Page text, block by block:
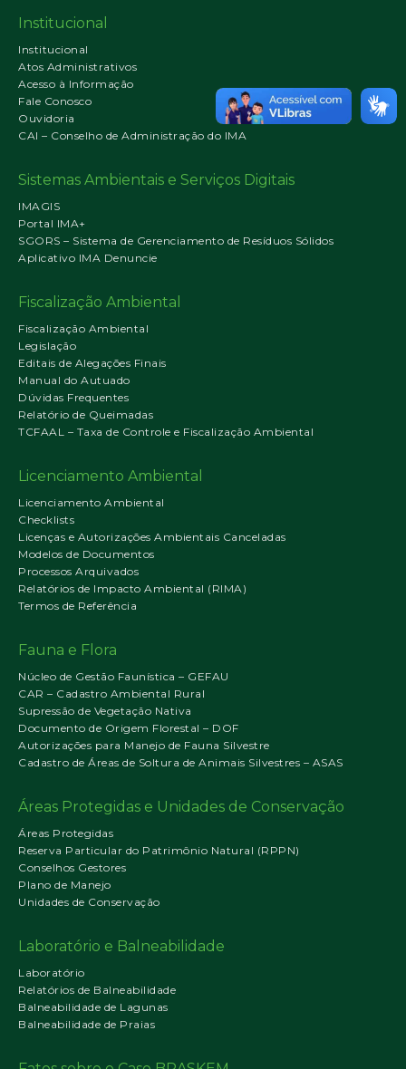
Institucional
Institucional
Atos Administrativos
Acesso à Informação
Fale Conosco
Ouvidoria
CAI – Conselho de Administração do IMA
Sistemas Ambientais e Serviços Digitais
IMAGIS
Portal IMA+
SGORS – Sistema de Gerenciamento de Resíduos Sólidos
Aplicativo IMA Denuncie
Fiscalização Ambiental
Fiscalização Ambiental
Legislação
Editais de Alegações Finais
Manual do Autuado
Dúvidas Frequentes
Relatório de Queimadas
TCFAAL – Taxa de Controle e Fiscalização Ambiental
Licenciamento Ambiental
Licenciamento Ambiental
Checklists
Licenças e Autorizações Ambientais Canceladas
Modelos de Documentos
Processos Arquivados
Relatórios de Impacto Ambiental (RIMA)
Termos de Referência
Fauna e Flora
Núcleo de Gestão Faunística – GEFAU
CAR – Cadastro Ambiental Rural
Supressão de Vegetação Nativa
Documento de Origem Florestal – DOF
Autorizações para Manejo de Fauna Silvestre
Cadastro de Áreas de Soltura de Animais Silvestres – ASAS
Áreas Protegidas e Unidades de Conservação
Áreas Protegidas
Reserva Particular do Patrimônio Natural (RPPN)
Conselhos Gestores
Plano de Manejo
Unidades de Conservação
Laboratório e Balneabilidade
Laboratório
Relatórios de Balneabilidade
Balneabilidade de Lagunas
Balneabilidade de Praias